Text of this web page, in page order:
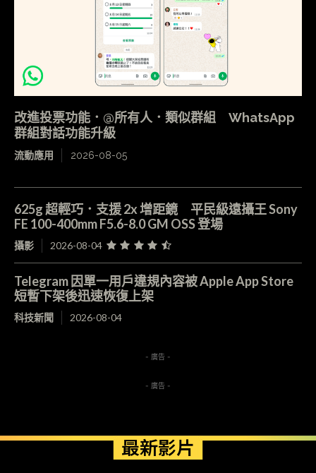
改進投票功能．@所有人．類似群組 WhatsApp
群組對話功能升級
流動應用 2026-08-05
625g 超輕巧．支援 2x 增距鏡 平民級遠攝王 Sony
FE 100-400mm F5.6-8.0 GM OSS 登場
攝影 2026-08-04
Telegram 因單一用戶違規內容被 Apple App Store
短暫下架後迅速恢復上架
科技新聞 2026-08-04
- 廣告 -
- 廣告 -
最新影片